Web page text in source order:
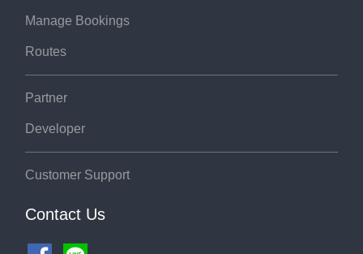
Manage Bookings
Routes
Partner
Developer
Customer Support
Contact Us